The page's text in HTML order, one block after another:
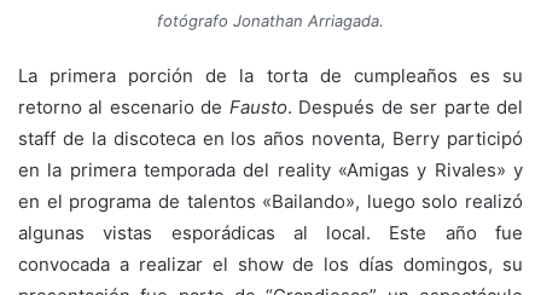
fotógrafo Jonathan Arriagada.
La primera porción de la torta de cumpleaños es su
retorno al escenario de Fausto. Después de ser parte del
staff de la discoteca en los años noventa, Berry participó
en la primera temporada del reality «Amigas y Rivales» y
en el programa de talentos «Bailando», luego solo realizó
algunas vistas esporádicas al local. Este año fue
convocada a realizar el show de los días domingos, su